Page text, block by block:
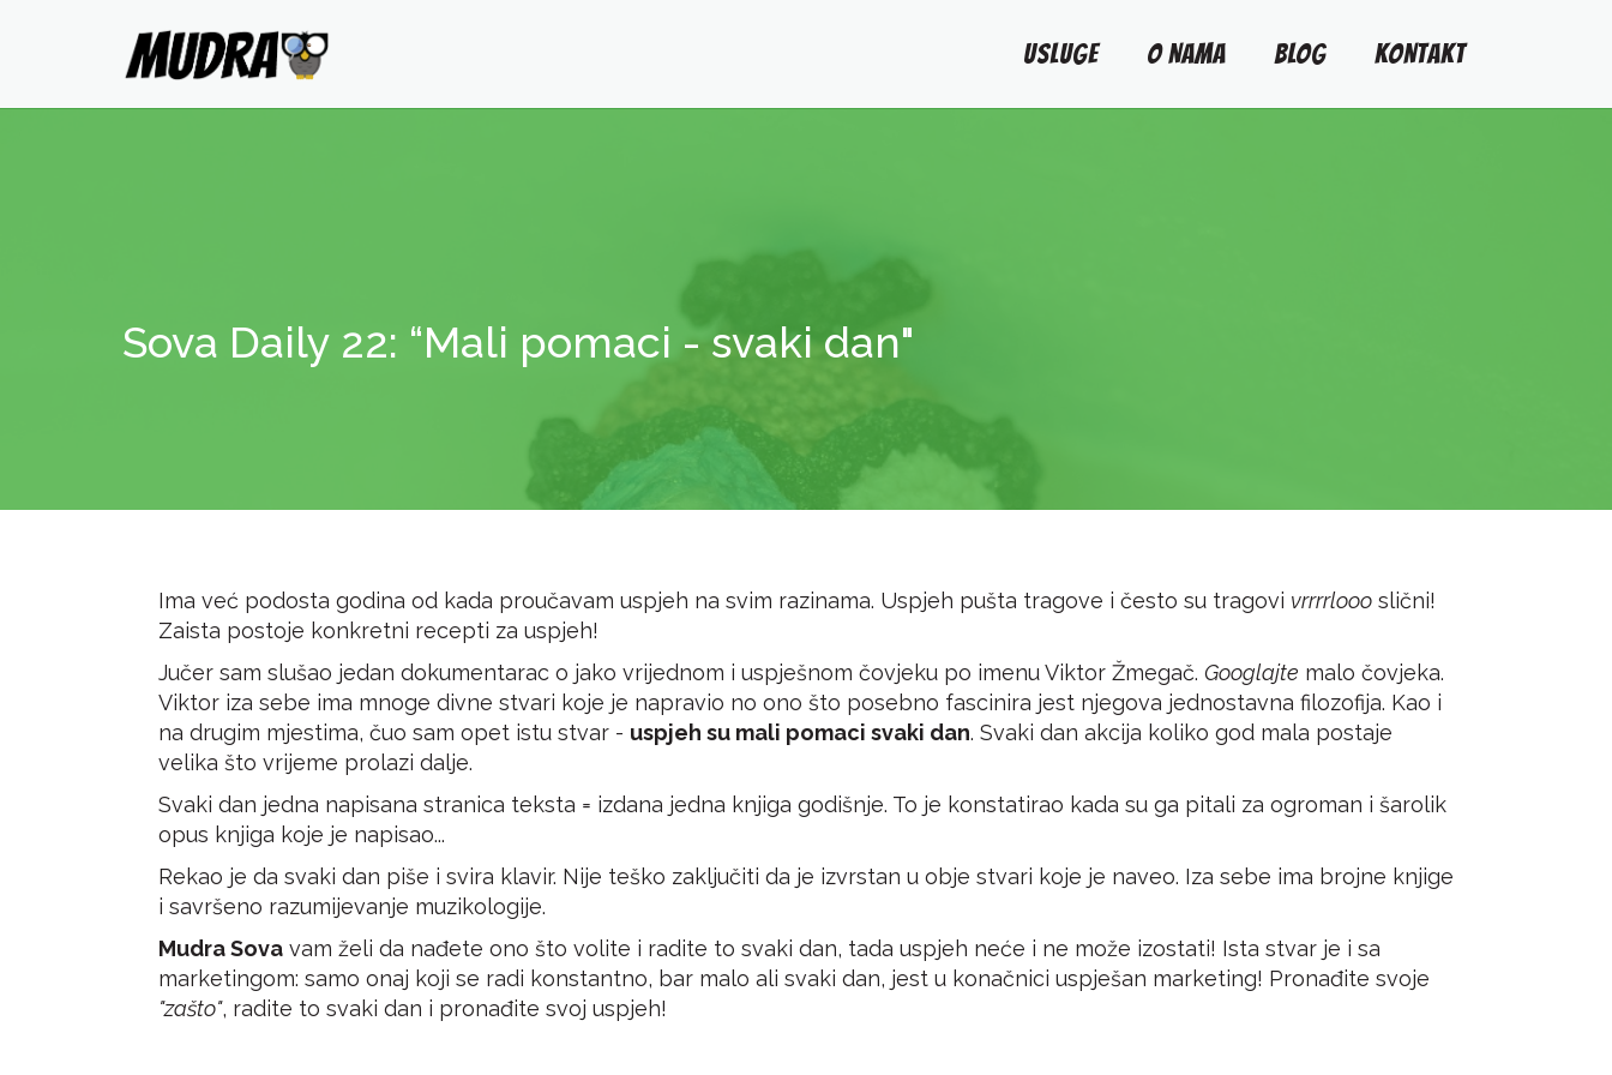
USLUGE O NAMA BLOG KONTAKT
Sova Daily 22: “Mali pomaci - svaki dan"
Ima već podosta godina od kada proučavam uspjeh na svim razinama. Uspjeh pušta tragove i često su tragovi vrrrrlooo slični!
Zaista postoje konkretni recepti za uspjeh!
Jučer sam slušao jedan dokumentarac o jako vrijednom i uspješnom čovjeku po imenuViktor Žmegač. Googlajte malo čovjeka.
Viktor iza sebe ima mnoge divne stvari koje je napravio no ono što posebno fascinira jest njegova jednostavna filozofija. Kao i
na drugim mjestima, čuo sam opet istu stvar - uspjeh su mali pomaci svaki dan. Svaki dan akcija koliko god mala postaje
velika što vrijeme prolazi dalje.
Svaki dan jedna napisana stranica teksta = izdana jedna knjiga godišnje. To je konstatirao kada su ga pitali za ogroman i šarolik
opus knjiga koje je napisao...
Rekao je da svaki dan piše i svira klavir. Nije teško zaključiti da je izvrstan u obje stvari koje je naveo. Iza sebe ima brojne knjige
i savršeno razumijevanje muzikologije.
Mudra Sova vam želi da nađete ono što volite i radite to svaki dan, tada uspjeh neće i ne može izostati! Ista stvar je i sa
marketingom: samo onaj koji se radi konstantno, bar malo ali svaki dan, jest u konačnici uspješan marketing! Pronađite svoje
"zašto", radite to svaki dan i pronađite svoj uspjeh!